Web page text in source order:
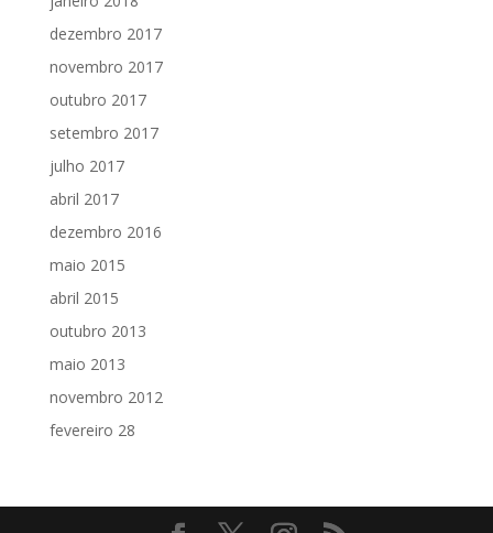
dezembro 2017
novembro 2017
outubro 2017
setembro 2017
julho 2017
abril 2017
dezembro 2016
maio 2015
abril 2015
outubro 2013
maio 2013
novembro 2012
fevereiro 28